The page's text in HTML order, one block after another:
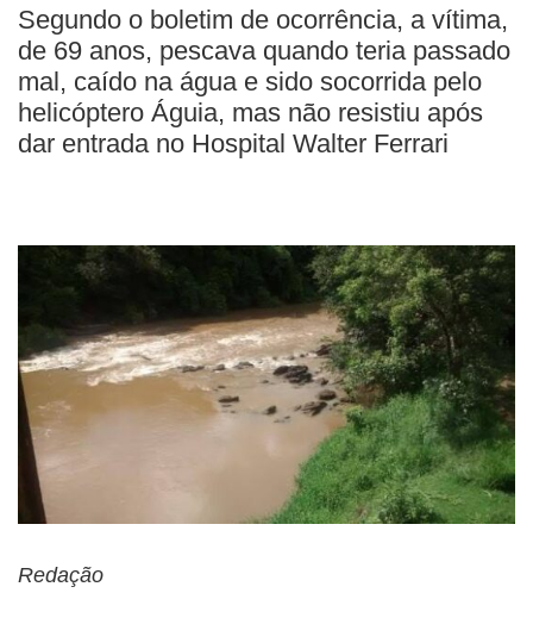
Segundo o boletim de ocorrência, a vítima,
de 69 anos, pescava quando teria passado
mal, caído na água e sido socorrida pelo
helicóptero Águia, mas não resistiu após
dar entrada no Hospital Walter Ferrari
Redação